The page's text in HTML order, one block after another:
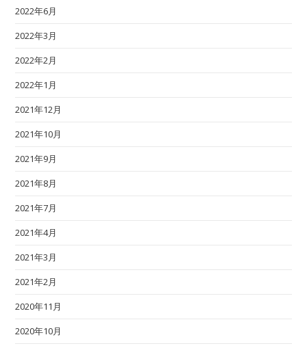
2022年6月
2022年3月
2022年2月
2022年1月
2021年12月
2021年10月
2021年9月
2021年8月
2021年7月
2021年4月
2021年3月
2021年2月
2020年11月
2020年10月